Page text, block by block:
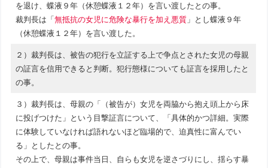
を退け、蝶液９年（休憩蝶液１２年）を言い渡したとの事。
裁判長は「 無抵抗の女児に危険な暴行を加え悪質」とし蝶液９年
（休憩蝶液１２年）を言い渡した。
２）裁判長は、被告の犯行を立証する上で争点とされた女児の母親
の証言を信用できると判断。犯行態様についても証言を採用したと
の事。
３）裁判長は、母親の「（被告が）女児を両脇から抱え頭上から床
に投げつけた」という目撃証言について、「具体的かつ詳細。実際
に体験していなければ語れないほど臨場的で、迫真性に富んでい
る」としたとの事。
その上で、母親は事件当日、自らも女児を逆さづりにし、揺らす暴